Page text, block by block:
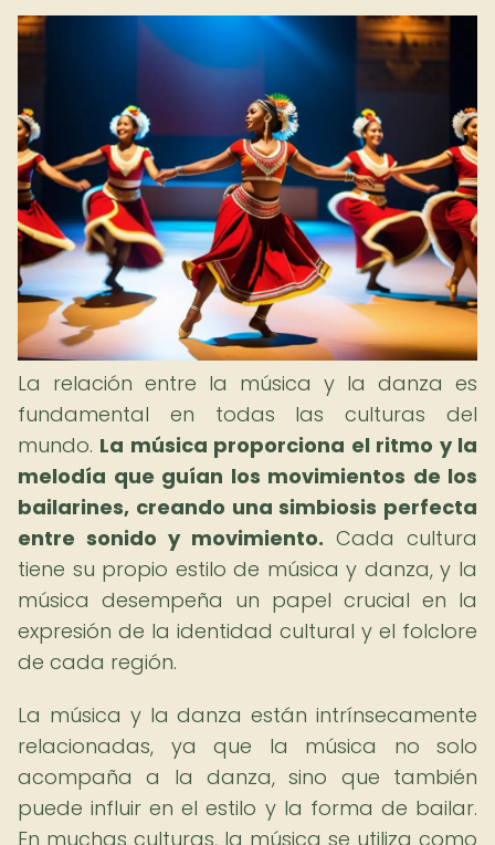
La relación entre la música y la danza es
fundamental en todas las culturas del
mundo. La música proporciona el ritmo y la
melodía que guían los movimientos de los
bailarines, creando una simbiosis perfecta
entre sonido y movimiento. Cada cultura
tiene su propio estilo de música y danza, y la
música desempeña un papel crucial en la
expresión de la identidad cultural y el folclore
de cada región.
La música y la danza están intrínsecamente
relacionadas, ya que la música no solo
acompaña a la danza, sino que también
puede influir en el estilo y la forma de bailar.
En muchas culturas, la música se utiliza como